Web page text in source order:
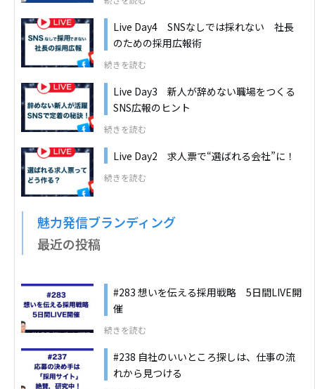
Live Day4 SNSなしでは採れない 社長
のための採用広報術
続きを読む
Live Day3 新人が辞めない職場をつくる
SNS広報のヒント
続きを読む
Live Day2 求人票で“選ばれる会社”に！
続きを読む
魅力発信ブランディング
最近の投稿
#283 想いを伝える採用戦略 5日間LIVE開
催
続きを読む
#238 自社のいいところ探しは、仕事の流
れから見つける